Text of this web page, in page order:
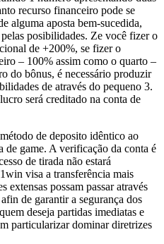
recurso financeiro pode se
alguma aposta bem-sucedida,
posibilidades. Ze você fizer o
de +200%, se fizer o
– 100% assim como o quarto –
do bônus, é necessário produzir
de através do pequeno 3.
será creditado na conta de
de deposito idêntico ao
de game. A verificação da conta é
de tirada não estará
visa a transferência mais
extensas possam passar através
de garantir a segurança dos
deseja partidas imediatas e
particularizar dominar diretrizes